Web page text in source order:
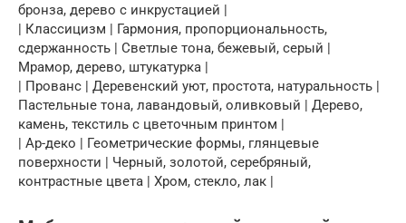
бронза, дерево с инкрустацией |
| Классицизм | Гармония, пропорциональность,
сдержанность | Светлые тона, бежевый, серый |
Мрамор, дерево, штукатурка |
| Прованс | Деревенский уют, простота, натуральность |
Пастельные тона, лавандовый, оливковый | Дерево,
камень, текстиль с цветочным принтом |
| Ар-деко | Геометрические формы, глянцевые
поверхности | Черный, золотой, серебряный,
контрастные цвета | Хром, стекло, лак |